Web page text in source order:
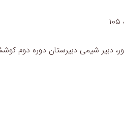
دبیر شیمی دبیرستان دوره دوم